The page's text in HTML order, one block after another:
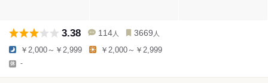
3.38 114 人 3669 人
￥2,000～￥2,999 ￥2,000～￥2,999
-